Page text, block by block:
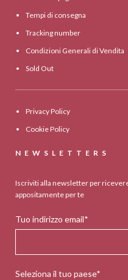
Tempi di consegna
Tracking number
Condizioni Generali di Vendita
Sold Out
Privacy Policy
Cookie Policy
NEWSLETTERS
Iscriviti alla newsletter per
appositamente per te
Tuo indirizzo email*
Seleziona il tuo paese*